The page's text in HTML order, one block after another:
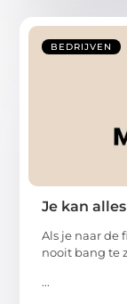
BEDRIJVEN
Je kan
Als je naar de
nooit bang te
...